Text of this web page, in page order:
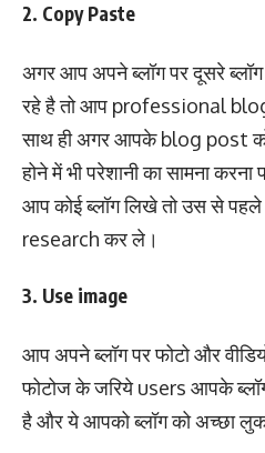
2. Copy Paste
अगर आप अपने ब्लॉग पर दूसरे
रहे है तो आप professional
साथ ही अगर आपके blog post
होने में भी परेशानी का सामना
आप कोई ब्लॉग लिखे तो उस से
research कर ले।
3. Use image
आप अपने ब्लॉग पर फोटो और
फोटोज के जरिये users आपके
है और ये आपको ब्लॉग को अच्छा लुक